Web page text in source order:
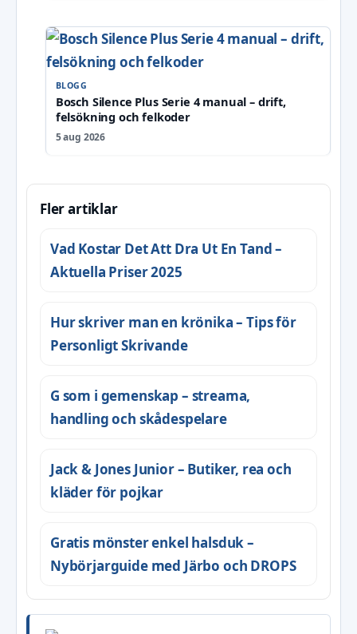
BLOGG
Bosch Silence Plus Serie 4 manual – drift,
felsökning och felkoder
5 aug 2026
Fler artiklar
Vad Kostar Det Att Dra Ut En Tand –
Aktuella Priser 2025
Hur skriver man en krönika – Tips för
Personligt Skrivande
G som i gemenskap – streama,
handling och skådespelare
Jack & Jones Junior – Butiker, rea och
kläder för pojkar
Gratis mönster enkel halsduk –
Nybörjarguide med Järbo och DROPS